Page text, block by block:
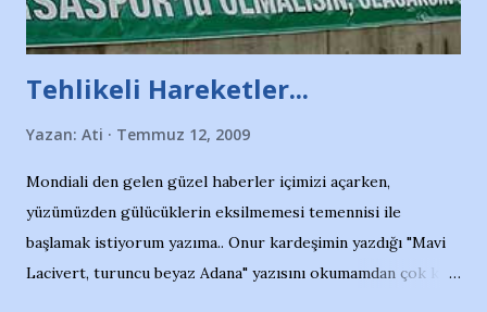
Tehlikeli Hareketler...
Yazan: Ati Temmuz 12, 2009
Mondiali den gelen güzel haberler içimizi açarken,
yüzümüzden gülücüklerin eksilmemesi temennisi ile
başlamak istiyorum yazıma.. Onur kardeşimin yazdığı "Mavi
Lacivert, turuncu beyaz Adana" yazısını okumamdan çok kısa